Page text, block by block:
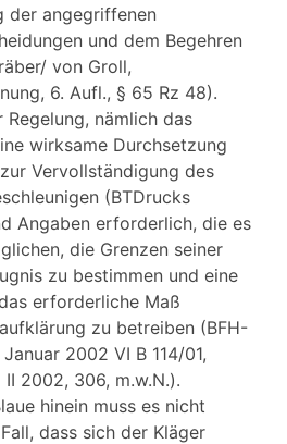
der angegriffenen
und dem Begehren
von Groll,
6. Aufl., § 65 Rz 48).
Regelung, nämlich das
wirksame Durchsetzung
Vervollständigung des
(BTDrucks
Angaben erforderlich, die es
die Grenzen seiner
zu bestimmen und eine
erforderliche Maß
zu betreiben (BFH-
2002 VI B 114/01,
II 2002, 306, m.w.N.).
hinein muss es nicht
dass sich der Kläger